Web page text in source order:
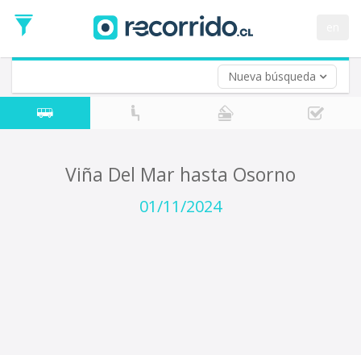
Nueva búsqueda
de
Ida
Vuelta (opcional)
Fecha
de
Viña Del Mar hasta Osorno
01/11/2024